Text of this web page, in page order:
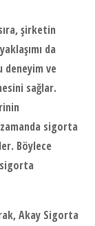
şirketin
da
ve
sağlar.
sigorta
Böylece
Akay Sigorta